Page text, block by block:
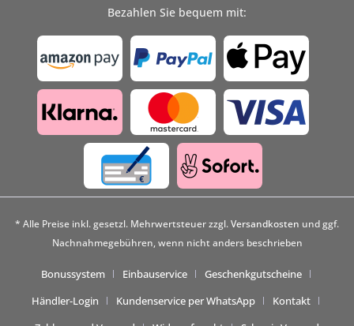
Bezahlen Sie bequem mit:
* Alle Preise inkl. gesetzl. Mehrwertsteuer zzgl.Versandkosten und ggf.
Nachnahmegebühren, wenn nicht anders beschrieben
Bonussystem Einbauservice
Geschenkgutscheine
Händler-Login
Kundenservice per WhatsApp
Kontakt